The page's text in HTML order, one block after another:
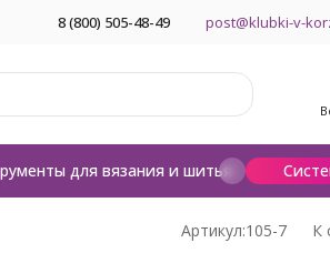
8 (800) 505-48-49 post@klubki-v-
для вязания и шитья
Артикул:105-7 К